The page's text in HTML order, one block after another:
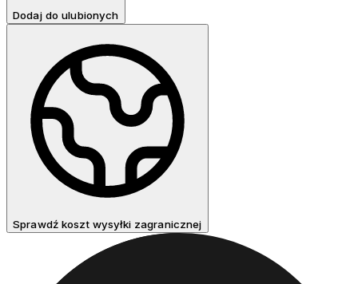
Dodaj do ulubionych
Sprawdź koszt wysyłki zagranicznej